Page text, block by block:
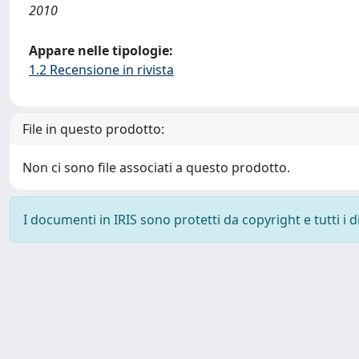
2010
Appare nelle tipologie:
1.2 Recensione in rivista
File in questo prodotto:
Non ci sono file associati a questo prodotto.
I documenti in IRIS sono protetti da copyright e tutti i